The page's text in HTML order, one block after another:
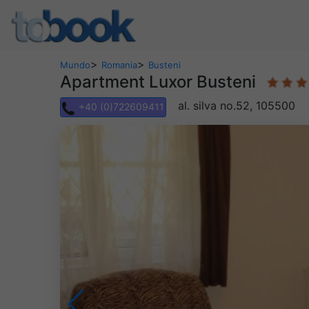
Mundo> Romania> Busteni
Apartment Luxor Busteni
+40 (0)722609411 al. silva no.52, 105500